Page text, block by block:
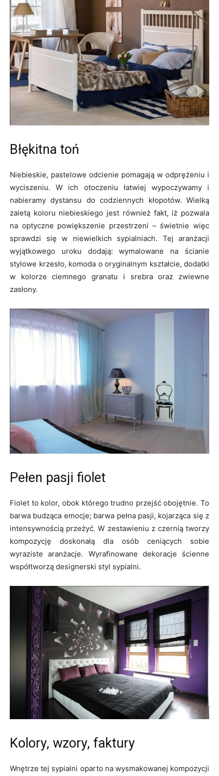
Błękitna toń
Niebieskie, pastelowe odcienie pomagają w odprężeniu i
wyciszeniu. W ich otoczeniu łatwiej wypoczywamy i
nabieramy dystansu do codziennych kłopotów. Wielką
zaletą koloru niebieskiego jest również fakt, iż pozwala
na optyczne powiększenie przestrzeni – świetnie więc
sprawdzi się w niewielkich sypialniach. Tej aranżacji
wyjątkowego uroku dodają: wymalowane na ścianie
stylowe krzesło, komoda o oryginalnym kształcie, dodatki
w kolorze ciemnego granatu i srebra oraz zwiewne
zasłony.
Pełen pasji fiolet
Fiolet to kolor, obok którego trudno przejść obojętnie. To
barwa budząca emocje; barwa pełna pasji, kojarząca się z
intensywnością przeżyć. W zestawieniu z czernią tworzy
kompozycję doskonałą dla osób ceniących sobie
wyraziste aranżacje. Wyrafinowane dekoracje ścienne
współtworzą designerski styl sypialni.
Kolory, wzory, faktury
Wnętrze tej sypialni oparto na wysmakowanej kompozycji